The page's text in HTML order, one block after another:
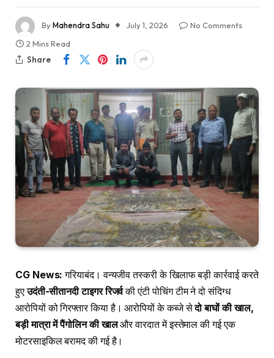
ByMahendra Sahu July 1, 2026
No Comments
2 Mins Read
Share
CG News: गरियाबंद। वन्यजीव तस्करी के खिलाफ बड़ी कार्रवाई करते
हुएउदंती-सीतानदी टाइगर रिजर्वकी एंटी पोचिंग टीम ने दो संदिग्ध
आरोपियों को गिरफ्तार किया है। आरोपियों के कब्जे सेदो बाघों की खाल,
बड़ी मात्रा में पैंगोलिन की खालऔर वारदात में इस्तेमाल की गई एक
मोटरसाइकिल बरामद की गई है।